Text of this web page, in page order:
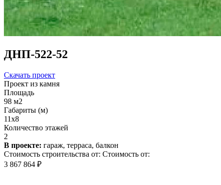
ДНП-522-52
Скачать проект
Проект из камня
Площадь
98 м2
Габариты (м)
11х8
Количество этажей
2
В проекте: гараж, терраса, балкон
Стоимость строительства от: Стоимость от:
3 867 864 ₽